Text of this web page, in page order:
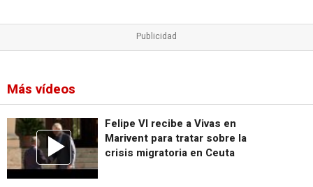
Más vídeos
Felipe VI recibe a Vivas en
Marivent para tratar sobre la
crisis migratoria en Ceuta